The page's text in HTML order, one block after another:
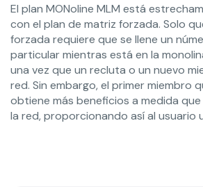
El plan MONoline MLM está
con el plan de matriz forzada. Solo
forzada requiere que se llene un
particular mientras está en la
una vez que un recluta o un nuevo
red. Sin embargo, el primer miembro
obtiene más beneficios a medida que
la red, proporcionando así al usuario